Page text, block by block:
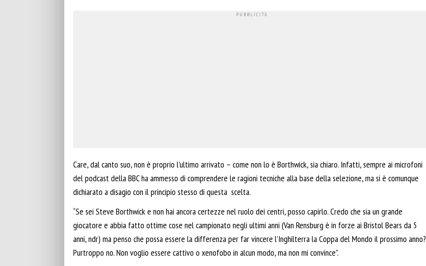
Care, dal canto suo, non è proprio l’ultimo arrivato – come non lo è Borthwick, sia chiaro. Infatti, sempre ai microfoni
del podcast della BBC ha ammesso di comprendere le ragioni tecniche alla base della selezione, ma si è comunque
dichiarato a disagio con il principio stesso di questa scelta.
“Se sei Steve Borthwick e non hai ancora certezze nel ruolo dei centri, posso capirlo. Credo che sia un grande
giocatore e abbia fatto ottime cose nel campionato negli ultimi anni (Van Rensburg è in forze ai Bristol Bears da 5
anni, ndr) ma penso che possa essere la differenza per far vincere l’Inghilterra la Coppa del Mondo il prossimo anno?
Purtroppo no. Non voglio essere cattivo o xenofobo in alcun modo, ma non mi convince”.